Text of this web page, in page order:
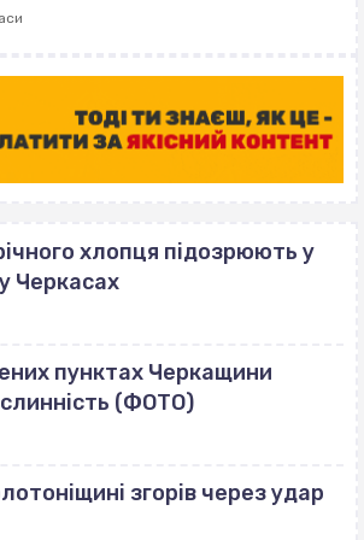
хлопця підозрюють у
Черкасах
пунктах Черкащини
(ФОТО)
згорів через удар